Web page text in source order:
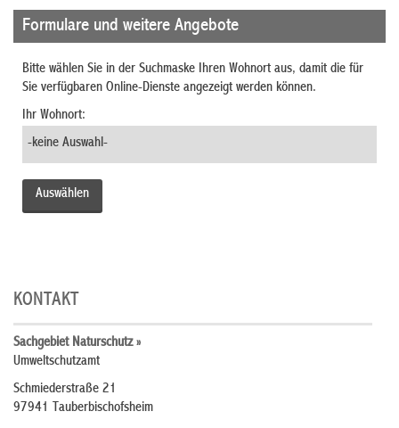
Formulare und weitere Angebote
Bitte wählen Sie in der Suchmaske Ihren Wohnort aus, damit die für
Sie verfügbaren Online-Dienste angezeigt werden können.
Ihr Wohnort:
KONTAKT
Sachgebiet Naturschutz »
Umweltschutzamt
Schmiederstraße 21
97941 Tauberbischofsheim